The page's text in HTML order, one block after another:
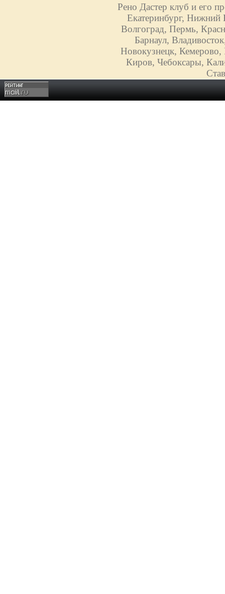
Рено Дастер клуб и его
Екатеринбург, Нижний
Волгоград, Пермь,
Барнаул,
Новокузнецк,
Киров, Чебоксары,